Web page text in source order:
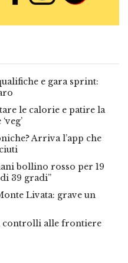
e gara sprint:
le calorie e patire la
Arriva l’app che
bollino rosso per 19
39 gradi”
Livata: grave un
controlli alle frontiere